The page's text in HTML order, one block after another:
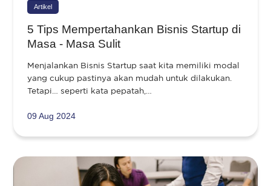
Artikel
5 Tips Mempertahankan Bisnis Startup di
Masa - Masa Sulit
Menjalankan Bisnis Startup saat kita memiliki modal
yang cukup pastinya akan mudah untuk dilakukan.
Tetapi… seperti kata pepatah,…
09 Aug 2024